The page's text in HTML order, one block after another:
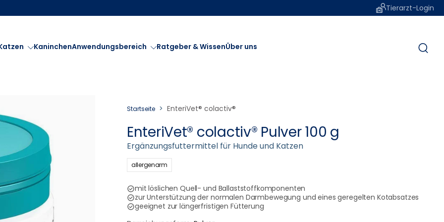
Tierarzt-Login
KaninchenAnwendungsbereich Ratgeber & WissenÜber uns
Startseite > EnteriVet® colactiv®
EnteriVet® colactiv® Pulver 100 g
Ergänzungsfuttermittel für Hunde und Katzen
allergenarm
mit löslichen Quell- und Ballaststoffkomponenten
zur Unterstützung der normalen Darmbewegung und eines geregelten Kotabsatzes
geeignet zur längerfristigen Fütterung